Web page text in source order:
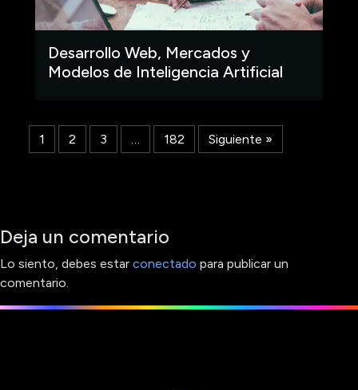
Desarrollo Web, Mercados y
Modelos de Inteligencia Artificial
1 2 3 … 182 Siguiente »
Deja un comentario
Lo siento, debes estar conectado para publicar un
comentario.